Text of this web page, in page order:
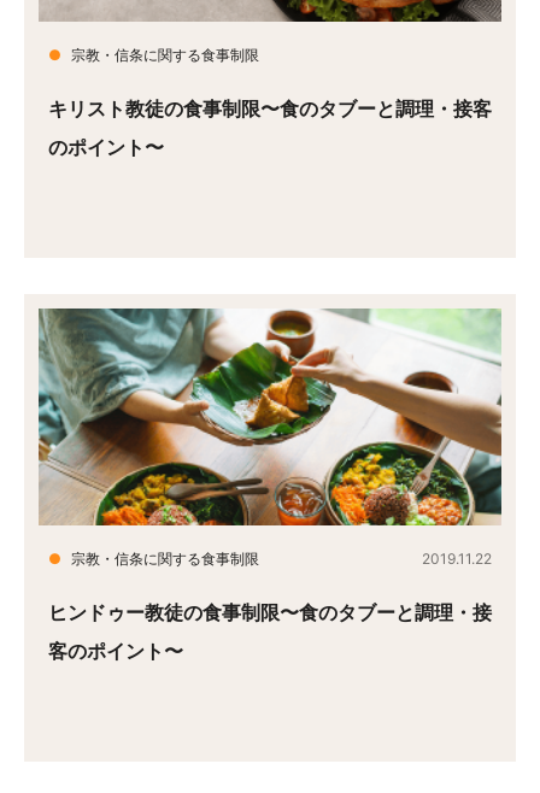
● 宗教・信条に関する食事制限
キリスト教徒の食事制限〜食のタブーと調理・接客
のポイント〜
2019.11.22
● 宗教・信条に関する食事制限
ヒンドゥー教徒の食事制限〜食のタブーと調理・接
客のポイント〜